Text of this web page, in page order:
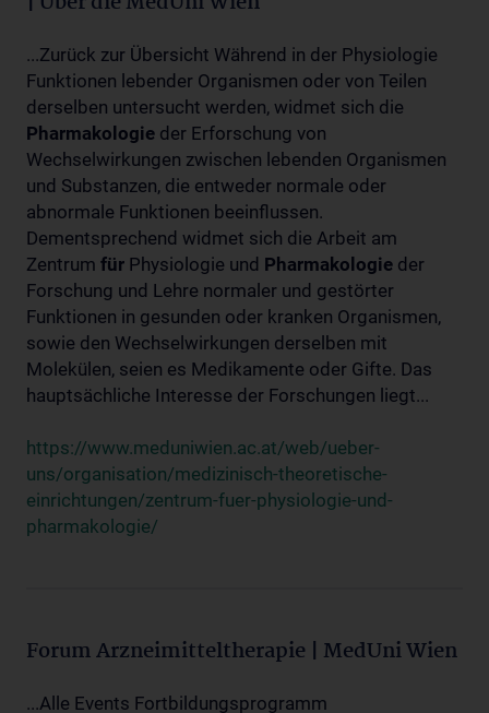
...Zurück zur Übersicht Während in der Physiologie
Funktionen lebender Organismen oder von Teilen
derselben untersucht werden, widmet sich die
Pharmakologie der Erforschung von
Wechselwirkungen zwischen lebenden Organismen
und Substanzen, die entweder normale oder
abnormale Funktionen beeinflussen.
Dementsprechend widmet sich die Arbeit am
Zentrum für Physiologie und Pharmakologie der
Forschung und Lehre normaler und gestörter
Funktionen in gesunden oder kranken Organismen,
sowie den Wechselwirkungen derselben mit
Molekülen, seien es Medikamente oder Gifte. Das
hauptsächliche Interesse der Forschungen liegt...
https://www.meduniwien.ac.at/web/ueber-
uns/organisation/medizinisch-theoretische-
einrichtungen/zentrum-fuer-physiologie-und-
pharmakologie/
Forum Arzneimitteltherapie | MedUni Wien
...Alle Events Fortbildungsprogramm